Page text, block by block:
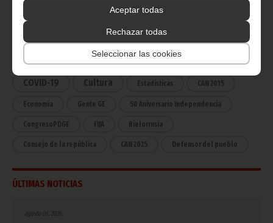
Aceptar todas
Rechazar todas
Seleccionar las cookies
CATEGORÍAS
Gobierno
Presidencia
África
Deportes Vicepresidencia
COVID-19 Cultura Estadísticas CAN 2015
Economía Gente GE 50 Aniversario Independencia
CongresoPDGE FIJA Bielorrusia
Consejo de la república CAN 2025 Defensor del pueblo
ÚLTIMAS NOTICIAS
agosto 06, 2026